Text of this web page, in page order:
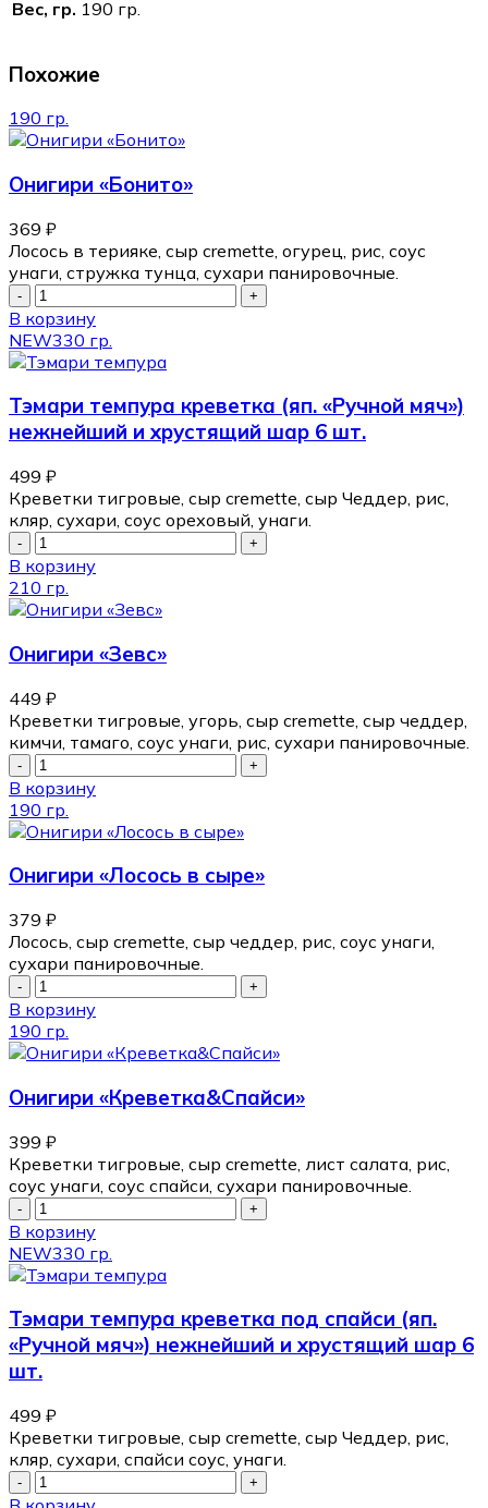
Вес, гр. 190 гр.
Похожие
190 гр.
Онигири «Бонито»
369 ₽
Лосось в терияке, сыр cremette, огурец, рис, соус
унаги, стружка тунца, сухари панировочные.
В корзину
NEW330 гр.
Тэмари темпура креветка (яп. «Ручной мяч»)
нежнейший и хрустящий шар 6 шт.
499 ₽
Креветки тигровые, сыр cremette, сыр Чеддер, рис,
кляр, сухари, соус ореховый, унаги.
В корзину
210 гр.
Онигири «Зевс»
449 ₽
Креветки тигровые, угорь, сыр cremette, сыр чеддер,
кимчи, тамаго, соус унаги, рис, сухари панировочные.
В корзину
190 гр.
Онигири «Лосось в сыре»
379 ₽
Лосось, сыр cremette, сыр чеддер, рис, соус унаги,
сухари панировочные.
В корзину
190 гр.
Онигири «Креветка&Спайси»
399 ₽
Креветки тигровые, сыр cremette, лист салата, рис,
соус унаги, соус спайси, сухари панировочные.
В корзину
NEW330 гр.
Тэмари темпура креветка под спайси (яп.
«Ручной мяч») нежнейший и хрустящий шар 6
шт.
499 ₽
Креветки тигровые, сыр cremette, сыр Чеддер, рис,
кляр, сухари, спайси соус, унаги.